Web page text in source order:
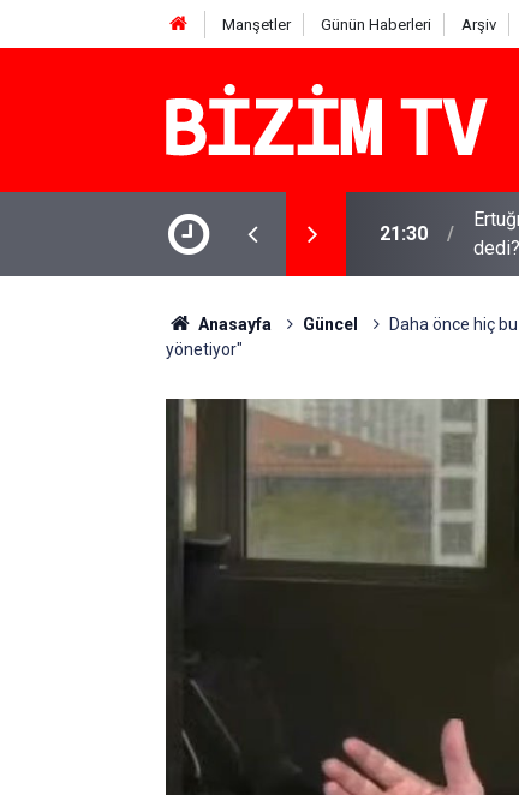
Manşetler Günün Haberleri Arşiv
benim ilk yapay zeka şarkım için ne
16:11
Kirli
iddia
Anasayfa Güncel
Daha önce hiç
yönetiyor"